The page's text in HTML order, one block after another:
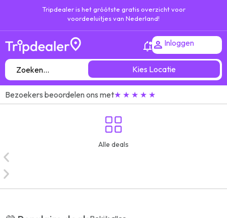
Tripdealer is het gróótste gratis overzicht voor
voordeeluitjes van Nederland!
Inloggen
Kies Locatie
Bezoekers beoordelen ons met★ ★ ★ ★ ★
Alle deals